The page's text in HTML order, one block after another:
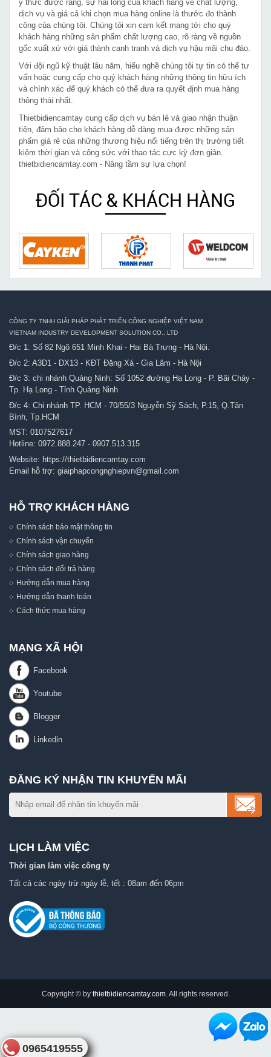
ý thức được rằng, sự hài lòng của khách hàng về chất lượng,
dịch vụ và giá cả khi chọn mua hàng online là thước đo thành
công của chúng tôi. Chúng tôi xin cam kết mang tới cho quý
khách hàng những sản phẩm chất lượng cao, rõ ràng về nguồn
gốc xuất xứ với giá thành cạnh tranh và dịch vụ hậu mãi chu đáo.
Với đội ngũ kỹ thuật lâu năm, hiểu nghề chúng tôi tự tin có thể tư
vấn hoặc cung cấp cho quý khách hàng những thông tin hữu ích
và chính xác để quý khách có thể đưa ra quyết định mua hàng
thông thái nhất.
Thietbidiencamtay cung cấp dịch vụ bán lẻ và giao nhận thuận
tiện, đảm bảo cho khách hàng dễ dàng mua được những sản
phẩm giá rẻ của những thương hiệu nổi tiếng trên thị trường tiết
kiệm thời gian và công sức với thao tác cực kỳ đơn giản.
thietbidiencamtay.com - Nâng tầm sự lựa chọn!
ĐỐI TÁC & KHÁCH HÀNG
CÔNG TY TNHH GIẢI PHÁP PHÁT TRIỂN CÔNG NGHIỆP VIỆT NAM
VIETNAM INDUSTRY DEVELOPMENT SOLUTION CO., LTD
Đ/c 1: Số 82 Ngõ 651 Minh Khai - Hai Bà Trưng - Hà Nội.
Đ/c 2: A3D1 - DX13 - KĐT Đặng Xá - Gia Lâm - Hà Nội
Đ/c 3: chi nhánh Quảng Ninh: Số 1052 đường Hạ Long - P. Bãi Cháy -
Tp. Hạ Long - Tỉnh Quảng Ninh
Đ/c 4: Chi nhánh TP. HCM - 70/55/3 Nguyễn Sỹ Sách, P.15, Q.Tân
Bình, Tp.HCM
MST: 0107527617
Hotline: 0972.888.247 - 0907.513.315
Website: https://thietbidiencamtay.com
Email hỗ trợ: giaiphapcongnghiepvn@gmail.com
HỖ TRỢ KHÁCH HÀNG
Chính sách bảo mật thông tin
Chính sách vận chuyển
Chính sách giao hàng
Chính sách đổi trả hàng
Hướng dẫn mua hàng
Hướng dẫn thanh toán
Cách thức mua hàng
MẠNG XÃ HỘI
ĐĂNG KÝ NHẬN TIN KHUYẾN MÃI
LỊCH LÀM VIỆC
Thời gian làm việc công ty
Tất cả các ngày trừ ngày lễ, tết : 08am đến 06pm
Copyright © by thietbidiencamtay.com. All rights reserved.
0965419555